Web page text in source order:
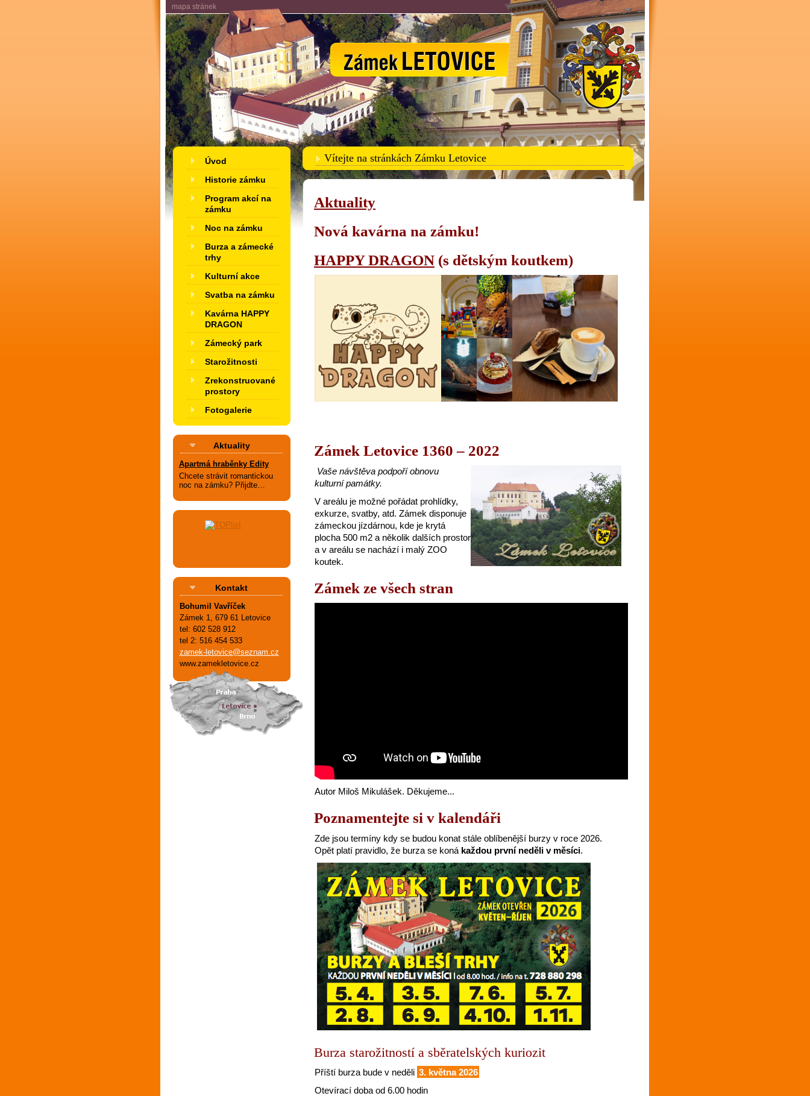
mapa stránek
Zámek Letovice
Úvod
Historie zámku
Program akcí na
zámku
Noc na zámku
Burza a zámecké
trhy
Kulturní akce
Svatba na zámku
Kavárna HAPPY
DRAGON
Zámecký park
Starožitnosti
Zrekonstruované
prostory
Fotogalerie
Aktuality
Apartmá hraběnky Edity
Chcete strávit romantickou
noc na zámku? Přijdte…
Kontakt
Bohumil Vavříček
Zámek 1, 679 61 Letovice
tel: 602 528 912
tel 2: 516 454 533
zamek-letovice@seznam.cz
www.zamekletovice.cz
Vítejte na stránkách Zámku Letovice
Aktuality
Nová kavárna na zámku!
HAPPY DRAGON (s dětským koutkem)
Zámek Letovice 1360 – 2022
Vaše návštěva podpoří obnovu
kulturní památky.
V areálu je možné pořádat prohlídky,
exkurze, svatby, atd. Zámek disponuje
zámeckou jízdárnou, kde je krytá
plocha 500 m2 a několik dalších prostor
a v areálu se nachází i malý ZOO
koutek.
Zámek ze všech stran
Autor Miloš Mikulášek. Děkujeme...
Poznamentejte si v kalendáři
Zde jsou termíny kdy se budou konat stále oblíbenější burzy v roce 2026.
Opět platí pravidlo, že burza se koná každou první neděli v měsíci.
Burza starožitností a sběratelských kuriozit
Příští burza bude v neděli 3. května 2026
Otevírací doba od 6.00 hodin